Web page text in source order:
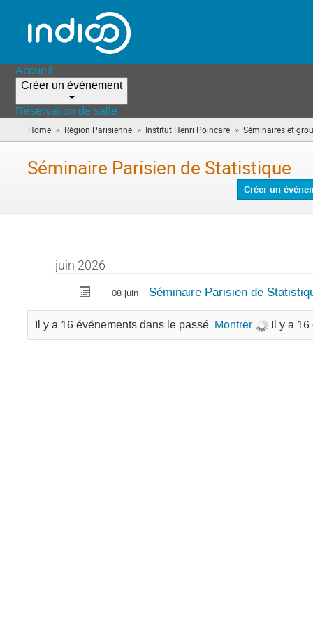
Accueil
Créer un événement
Réservation de salle
Home » Région Parisienne » Institut Henri Poincaré » Séminaires et
Séminaire Parisien de Statistique
Créer un
juin 2026
08 juin Séminaire Parisien de
Il y a 16 événements dans le passé. Montrer Il y a